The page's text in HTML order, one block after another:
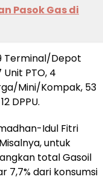
Pasok Gas di
Terminal/Depot
PTO, 4
Mini/Kompak, 53
DPPU.
Idul Fitri
untuk
total Gasoil
7,7% dari konsumsi